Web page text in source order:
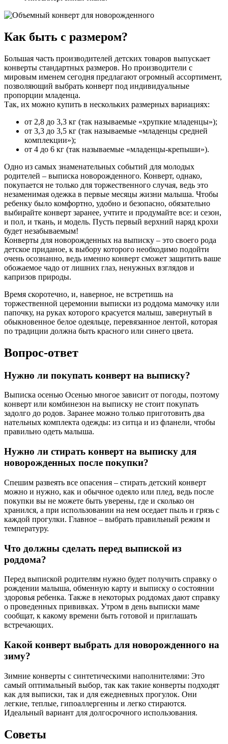
Как быть с размером?
Большая часть производителей детских товаров выпускает
конверты стандартных размеров. Но производители с
мировым именем сегодня предлагают огромный ассортимент,
позволяющий выбрать конверт под индивидуальные
пропорции младенца.
Так, их можно купить в нескольких размерных вариациях:
от 2,8 до 3,3 кг (так называемые «хрупкие младенцы»);
от 3,3 до 3,5 кг (так называемые «младенцы средней
комплекции»);
от 4 до 6 кг (так называемые «младенцы-крепыши»).
Одно из самых знаменательных событий для молодых
родителей – выписка новорожденного. Конверт, однако,
покупается не только для торжественного случая, ведь это
незаменимая одежка в первые месяцы жизни малыша. Чтобы
ребенку было комфортно, удобно и безопасно, обязательно
выбирайте конверт заранее, учтите и продумайте все: и сезон,
и пол, и ткань, и модель. Пусть первый верхний наряд крохи
будет незабываемым!
Конверты для новорожденных на выписку – это своего рода
детское приданое, к выбору которого необходимо подойти
очень осознанно, ведь именно конверт сможет защитить ваше
обожаемое чадо от лишних глаз, ненужных взглядов и
капризов природы.
Время скоротечно, и, наверное, не встретишь на
торжественной церемонии выписки из роддома мамочку или
папочку, на руках которого красуется малыш, завернутый в
обыкновенное белое одеяльце, перевязанное лентой, которая
по традиции должна быть красного или синего цвета.
Вопрос-ответ
Нужно ли покупать конверт на выписку?
Выписка осенью Осенью многое зависит от погоды, поэтому
конверт или комбинезон на выписку не стоит покупать
задолго до родов. Заранее можно только приготовить два
нательных комплекта одежды: из ситца и из фланели, чтобы
правильно одеть малыша.
Нужно ли стирать конверт на выписку для
новорожденных после покупки?
Спешим развеять все опасения – стирать детский конверт
можно и нужно, как и обычное одеяло или плед, ведь после
покупки вы не можете быть уверены, где и сколько он
хранился, а при использовании на нем оседает пыль и грязь с
каждой прогулки. Главное – выбрать правильный режим и
температуру.
Что должны сделать перед выпиской из
роддома?
Перед выпиской родителям нужно будет получить справку о
рождении малыша, обменную карту и выписку о состоянии
здоровья ребенка. Также в некоторых роддомах дают справку
о проведенных прививках. Утром в день выписки маме
сообщат, к какому времени быть готовой и приглашать
встречающих.
Какой конверт выбрать для новорожденного на
зиму?
Зимние конверты с синтетическими наполнителями: Это
самый оптимальный выбор, так как такие конверты подходят
как для выписки, так и для ежедневных прогулок. Они
легкие, теплые, гипоаллергенны и легко стираются.
Идеальный вариант для долгосрочного использования.
Советы